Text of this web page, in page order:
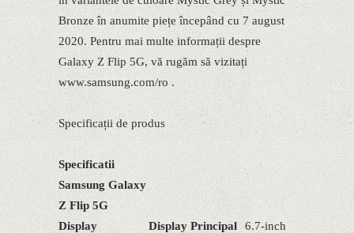
Bronze în anumite piețe începând cu 7 august
2020. Pentru mai multe informații despre
Galaxy Z Flip 5G, vă rugăm să vizitați
www.samsung.com/ro .
Specificații de produs
Specificatii
Samsung Galaxy
Z Flip 5G
Display
Display Principal
6.7-inch